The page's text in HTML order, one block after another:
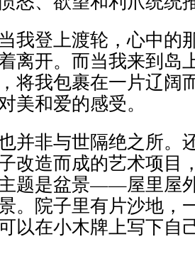
我登上渡轮，心中的
离开。而当我来到岛
将我包裹在一片辽阔
美和爱的感受。
并非与世隔绝之所。
改造而成的艺术项目
题是盆景——屋里屋
。院子里有片沙地，
以在小木牌上写下自